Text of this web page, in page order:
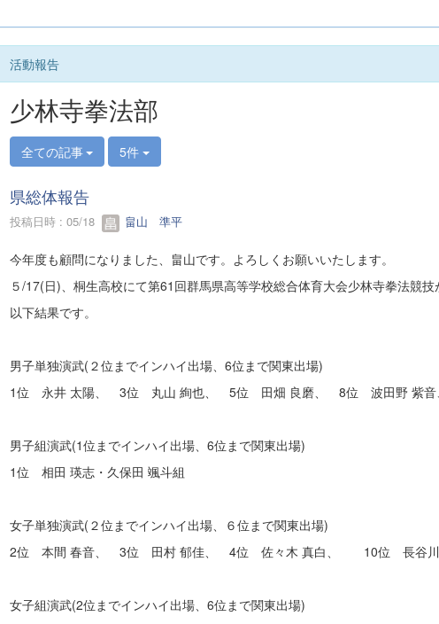
活動報告
少林寺拳法部
全ての記事 5件
県総体報告
投稿日時 : 05/18 畠山 準平
今年度も顧問になりました、畠山です。よろしくお願いいたします。
５/17(日)、桐生高校にて第61回群馬県高等学校総合体育大会少林寺拳法競技
以下結果です。
男子単独演武(２位までインハイ出場、6位まで関東出場)
1位 永井 太陽、 3位 丸山 絢也、 5位 田畑 良磨、 8位 波田野
男子組演武(1位までインハイ出場、6位まで関東出場)
1位 相田 瑛志・久保田 颯斗組
女子単独演武(２位までインハイ出場、６位まで関東出場)
2位 本間 春音、 3位 田村 郁佳、 4位 佐々木 真白、 10位 長谷
女子組演武(2位までインハイ出場、6位まで関東出場)